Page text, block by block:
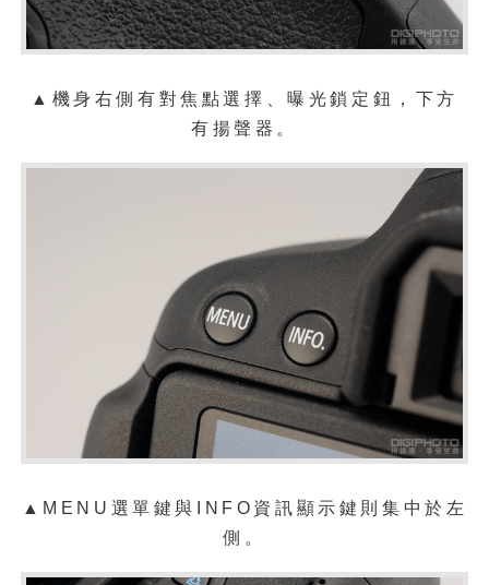
▲機身右側有對焦點選擇、曝光鎖定鈕，下方
有揚聲器。
▲MENU選單鍵與INFO資訊顯示鍵則集中於左
側。